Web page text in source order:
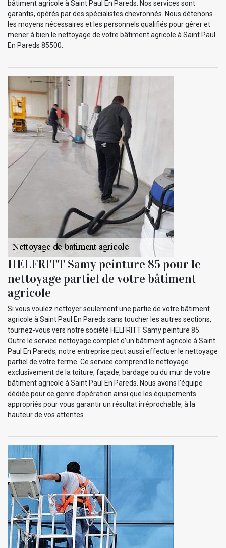
bâtiment agricole à Saint Paul En Pareds. Nos services sont
garantis, opérés par des spécialistes chevronnés. Nous détenons
les moyens nécessaires et les personnels qualifiés pour gérer et
mener à bien le nettoyage de votre bâtiment agricole à Saint Paul
En Pareds 85500.
HELFRITT Samy peinture 85 pour le
nettoyage partiel de votre bâtiment
agricole
Si vous voulez nettoyer seulement une partie de votre bâtiment
agricole à Saint Paul En Pareds sans toucher les autres sections,
tournez-vous vers notre société HELFRITT Samy peinture 85.
Outre le service nettoyage complet d’un bâtiment agricole à Saint
Paul En Pareds, notre entreprise peut aussi effectuer le nettoyage
partiel de votre ferme. Ce service comprend le nettoyage
exclusivement de la toiture, façade, bardage ou du mur de votre
bâtiment agricole à Saint Paul En Pareds. Nous avons l’équipe
dédiée pour ce genre d’opération ainsi que les équipements
appropriés pour vous garantir un résultat irréprochable, à la
hauteur de vos attentes.